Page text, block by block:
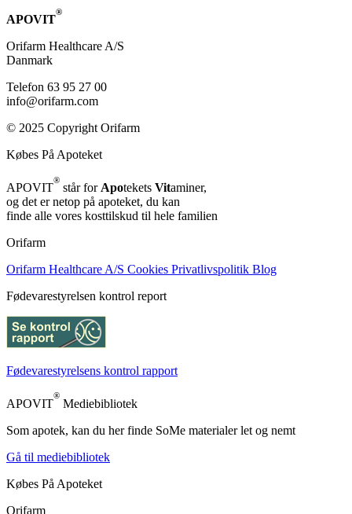
APOVIT
®
Orifarm Healthcare A/S
Danmark
Telefon 63 95 27 00
info@orifarm.com
© 2025 Copyright Orifarm
Købes På Apoteket
APOVIT
®
står for Apotekets Vitaminer,
og det er netop på apoteket, du kan
finde alle vores kosttilskud til hele familien
Orifarm
Orifarm Healthcare A/S Cookies Privatlivspolitik Blog
Fødevarestyrelsen kontrol report
Fødevarestyrelsens kontrol rapport
APOVIT
®
Mediebibliotek
Som apotek, kan du her finde SoMe materialer let og nemt
Gå til mediebibliotek
Købes På Apoteket
Orifarm